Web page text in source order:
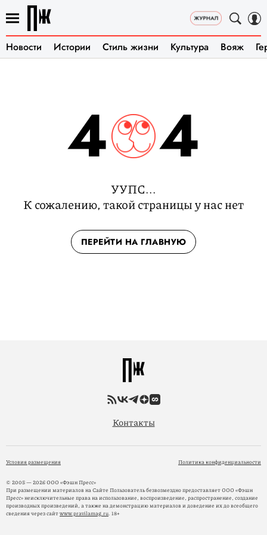
Новости Истории Стиль жизни Культура Вояж
4 4
УУПС...
К сожалению, такой страницы у нас нет
ПЕРЕЙТИ НА ГЛАВНУЮ
Контакты
Условия размещения Политика конфиденциальности
© 2005 — 2026 ООО «Фэшн Пресс»
При размещении материалов на Сайте Пользователь безвозмездно предоставляет ООО «Фэшн
Пресс» неисключительные права на использование, воспроизведение, распространение, создание
производных произведений, а также на демонстрацию материалов и доведение их до всеобщего
сведения через сайтwww.pravilamag.ru. 18+